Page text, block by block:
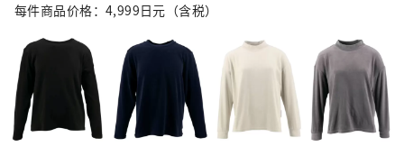
每件商品价格：4,999日元（含税）